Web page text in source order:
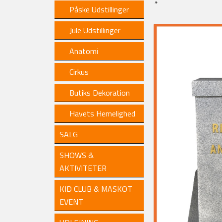
Påske Udstillinger
Jule Udstillinger
Anatomi
Cirkus
Butiks Dekoration
Havets Hemelighed
SALG
SHOWS &
AKTIVITETER
KID CLUB & MASKOT
EVENT
*